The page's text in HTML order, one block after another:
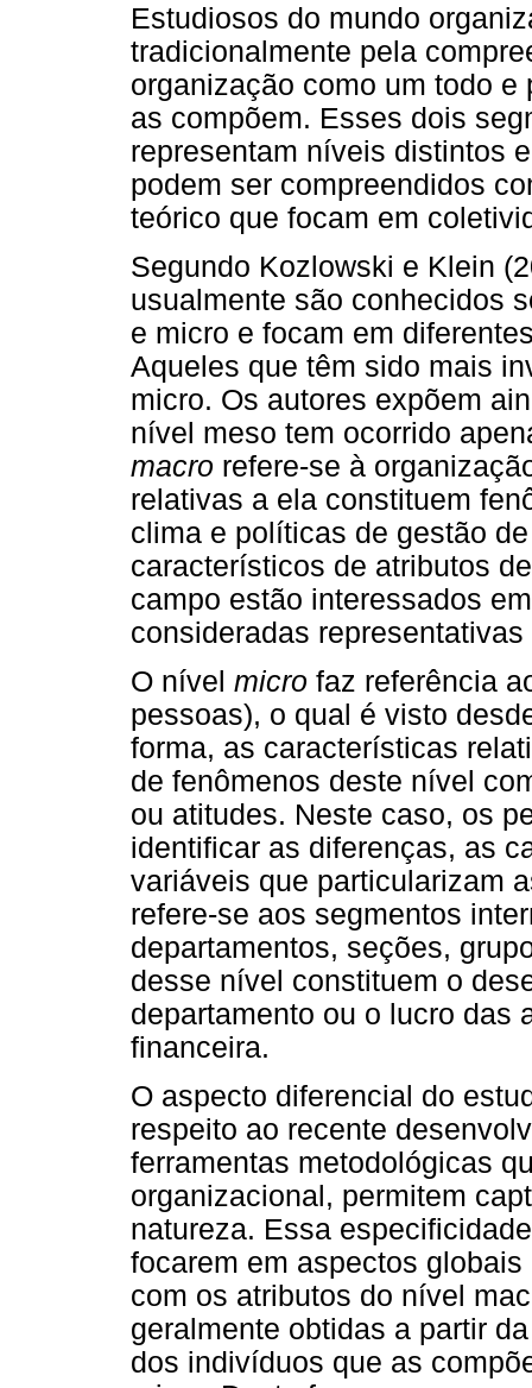
Estudiosos do mundo
tradicionalmente pela
organização como um todo
as compõem. Esses dois
representam níveis distintos
podem ser compreendidos
teórico que focam em
Segundo Kozlowski e Klein
usualmente são conhecidos
e micro e focam em
Aqueles que têm sido mais
micro. Os autores expõem
nível meso tem ocorrido
macro refere-se à
relativas a ela constituem
clima e políticas de gestão
característicos de atributos
campo estão interessados
consideradas
O nível micro faz referência
pessoas), o qual é visto
forma, as características
de fenômenos deste nível
ou atitudes. Neste caso, os
identificar as diferenças, as
variáveis que particularizam
refere-se aos segmentos
departamentos, seções,
desse nível constituem o
departamento ou o lucro das
financeira.
O aspecto diferencial do
respeito ao recente
ferramentas metodológicas
organizacional, permitem
natureza. Essa
focarem em aspectos
com os atributos do nível
geralmente obtidas a partir
dos indivíduos que as